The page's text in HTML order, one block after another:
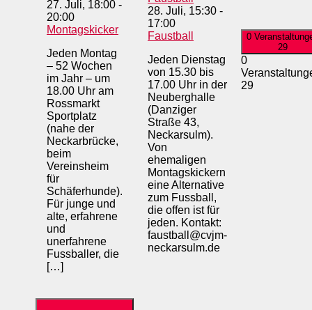
27. Juli, 18:00 -
20:00
Montagskicker
Jeden Montag
– 52 Wochen
im Jahr – um
18.00 Uhr am
Rossmarkt
Sportplatz
(nahe der
Neckarbrücke,
beim
Vereinsheim
für
Schäferhunde).
Für junge und
alte, erfahrene
und
unerfahrene
Fussballer, die
[…]
28. Juli, 15:30 -
17:00
Faustball
Jeden Dienstag
von 15.30 bis
17.00 Uhr in der
Neuberghalle
(Danziger
Straße 43,
Neckarsulm).
Von
ehemaligen
Montagskickern
eine Alternative
zum Fussball,
die offen ist für
jeden. Kontakt:
faustball@cvjm-
neckarsulm.de
0
29
0
29